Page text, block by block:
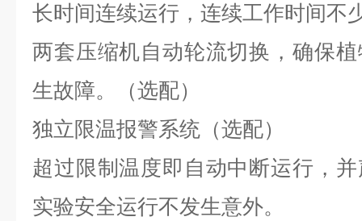
长时间连续运行，连续工作时间不
两套压缩机自动轮流切换，确保
生故障。（选配）
独立限温报警系统（选配）
超过限制温度即自动中断运行，
实验安全运行不发生意外。